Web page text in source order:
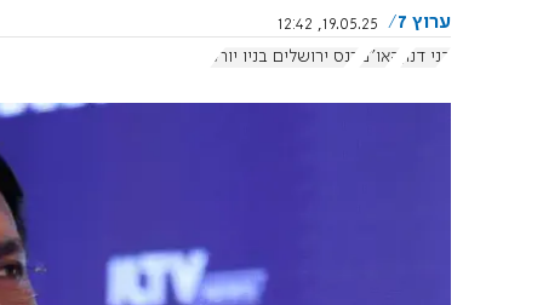
ערוץ 7
19.05.25, 12:42
דני דנון
האו"ם כנס ירושלים בניו יורק